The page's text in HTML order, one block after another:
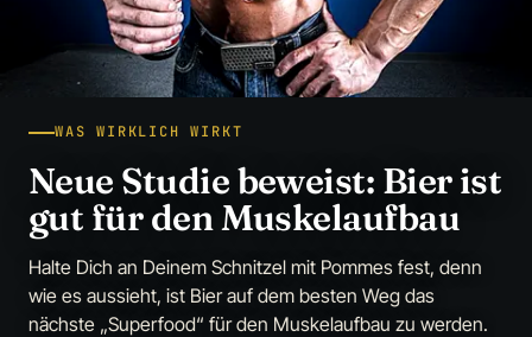
WAS WIRKLICH WIRKT
Neue Studie beweist: Bier ist
gut für den Muskelaufbau
Halte Dich an Deinem Schnitzel mit Pommes fest, denn
wie es aussieht, ist Bier auf dem besten Weg das
nächste „Superfood“ für den Muskelaufbau zu werden.